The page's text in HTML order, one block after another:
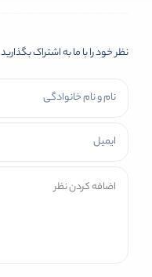
نظر خود را با ما به اشتراک بگذارید